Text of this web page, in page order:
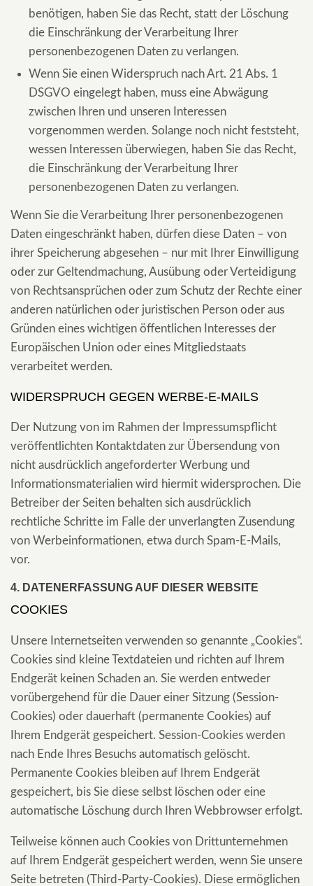
benötigen, haben Sie das Recht, statt der Löschung
die Einschränkung der Verarbeitung Ihrer
personenbezogenen Daten zu verlangen.
Wenn Sie einen Widerspruch nach Art. 21 Abs. 1
DSGVO eingelegt haben, muss eine Abwägung
zwischen Ihren und unseren Interessen
vorgenommen werden. Solange noch nicht feststeht,
wessen Interessen überwiegen, haben Sie das Recht,
die Einschränkung der Verarbeitung Ihrer
personenbezogenen Daten zu verlangen.
Wenn Sie die Verarbeitung Ihrer personenbezogenen
Daten eingeschränkt haben, dürfen diese Daten – von
ihrer Speicherung abgesehen – nur mit Ihrer Einwilligung
oder zur Geltendmachung, Ausübung oder Verteidigung
von Rechtsansprüchen oder zum Schutz der Rechte einer
anderen natürlichen oder juristischen Person oder aus
Gründen eines wichtigen öffentlichen Interesses der
Europäischen Union oder eines Mitgliedstaats
verarbeitet werden.
WIDERSPRUCH GEGEN WERBE-E-MAILS
Der Nutzung von im Rahmen der Impressumspflicht
veröffentlichten Kontaktdaten zur Übersendung von
nicht ausdrücklich angeforderter Werbung und
Informationsmaterialien wird hiermit widersprochen. Die
Betreiber der Seiten behalten sich ausdrücklich
rechtliche Schritte im Falle der unverlangten Zusendung
von Werbeinformationen, etwa durch Spam-E-Mails,
vor.
4. DATENERFASSUNG AUF DIESER WEBSITE
COOKIES
Unsere Internetseiten verwenden so genannte „Cookies“.
Cookies sind kleine Textdateien und richten auf Ihrem
Endgerät keinen Schaden an. Sie werden entweder
vorübergehend für die Dauer einer Sitzung (Session-
Cookies) oder dauerhaft (permanente Cookies) auf
Ihrem Endgerät gespeichert. Session-Cookies werden
nach Ende Ihres Besuchs automatisch gelöscht.
Permanente Cookies bleiben auf Ihrem Endgerät
gespeichert, bis Sie diese selbst löschen oder eine
automatische Löschung durch Ihren Webbrowser erfolgt.
Teilweise können auch Cookies von Drittunternehmen
auf Ihrem Endgerät gespeichert werden, wenn Sie unsere
Seite betreten (Third-Party-Cookies). Diese ermöglichen